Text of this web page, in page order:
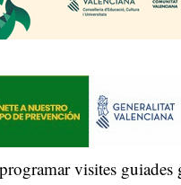
visites guiades